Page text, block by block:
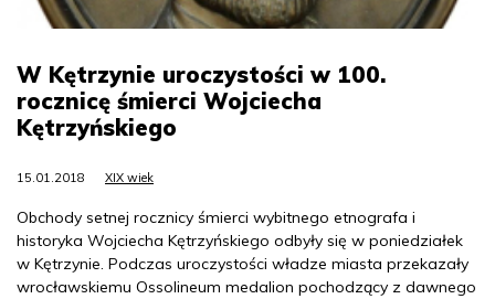
W Kętrzynie uroczystości w 100.
rocznicę śmierci Wojciecha
Kętrzyńskiego
15.01.2018 XIX wiek
Obchody setnej rocznicy śmierci wybitnego etnografa i
historyka Wojciecha Kętrzyńskiego odbyły się w poniedziałek
w Kętrzynie. Podczas uroczystości władze miasta przekazały
wrocławskiemu Ossolineum medalion pochodzący z dawnego